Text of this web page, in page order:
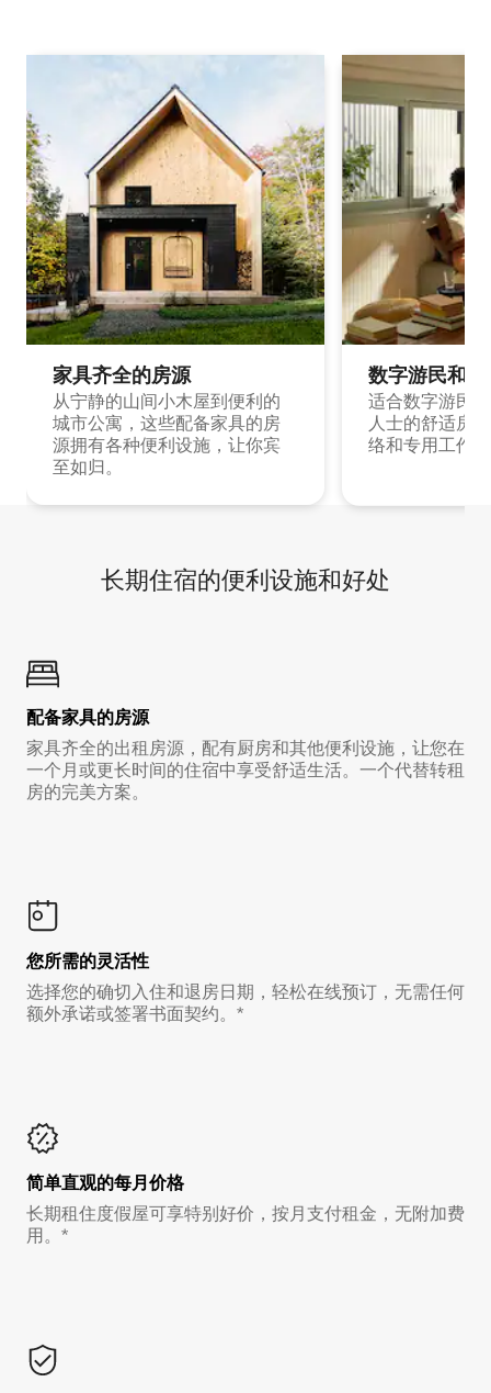
家具齐全的房源
从宁静的山间小木屋到便利的
城市公寓，这些配备家具的房
源拥有各种便利设施，让你宾
至如归。
数字游民和
适合数字游民
人士的舒适房
络和专用工作
长期住宿的便利设施和好处
配备家具的房源
家具齐全的出租房源，配有厨房和其他便利设施，让您在
一个月或更长时间的住宿中享受舒适生活。一个代替转租
房的完美方案。
您所需的灵活性
选择您的确切入住和退房日期，轻松在线预订，无需任何
额外承诺或签署书面契约。*
简单直观的每月价格
长期租住度假屋可享特别好价，按月支付租金，无附加费
用。*